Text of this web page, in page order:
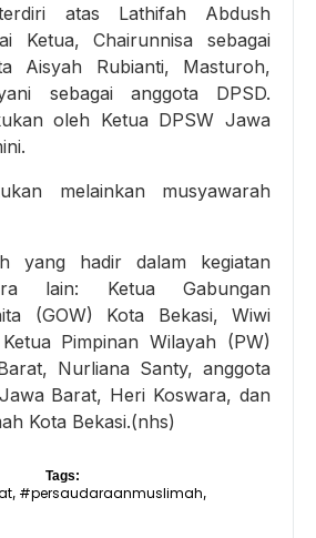
atas Lathifah Abdush
Ketua, Chairunnisa sebagai
Aisyah Rubianti, Masturoh,
sebagai anggota DPSD.
oleh Ketua DPSW Jawa
melainkan musyawarah
yang hadir dalam kegiatan
lain: Ketua Gabungan
(GOW) Kota Bekasi, Wiwi
Pimpinan Wilayah (PW)
Nurliana Santy, anggota
Barat, Heri Koswara, dan
Kota Bekasi.(nhs)
Tags:
, #persaudaraanmuslimah,